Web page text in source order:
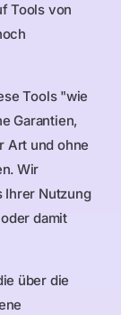
Tools von
Tools "wie
Garantien,
Art und ohne
Wir
Ihrer Nutzung
damit
über die